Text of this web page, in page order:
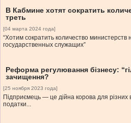
В Кабмине хотят сократить
треть
[04 марта 2024 года]
“Хотим сократить количество министерств
государственных служащих”
Реформа регулювання бізнесу:
зачищення?
[25 ноября 2023 года]
Підприємець — це дійна корова для різних
податки...